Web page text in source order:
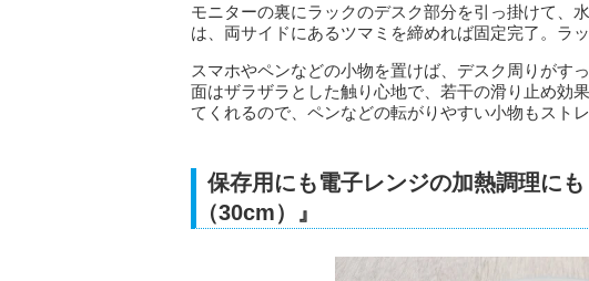
モニターの裏にラックのデスク部分を引っ掛けて、
は、両サイドにあるツマミを締めれば固定完了。ラ
スマホやペンなどの小物を置けば、デスク周りがす
面はザラザラとした触り心地で、若干の滑り止め効
てくれるので、ペンなどの転がりやすい小物もスト
保存用にも電子レンジの加熱調理に
（30cm）』